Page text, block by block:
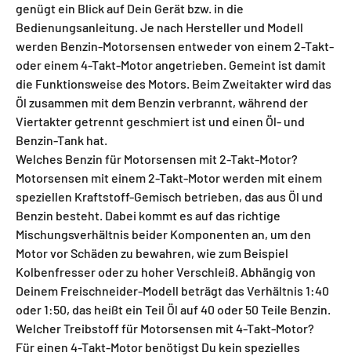
genügt ein Blick auf Dein Gerät bzw. in die
Bedienungsanleitung. Je nach Hersteller und Modell
werden Benzin-Motorsensen entweder von einem 2-Takt-
oder einem 4-Takt-Motor angetrieben. Gemeint ist damit
die Funktionsweise des Motors. Beim Zweitakter wird das
Öl zusammen mit dem Benzin verbrannt, während der
Viertakter getrennt geschmiert ist und einen Öl- und
Benzin-Tank hat.
Welches Benzin für Motorsensen mit 2-Takt-Motor?
Motorsensen mit einem 2-Takt-Motor werden mit einem
speziellen Kraftstoff-Gemisch betrieben, das aus Öl und
Benzin besteht. Dabei kommt es auf das richtige
Mischungsverhältnis beider Komponenten an, um den
Motor vor Schäden zu bewahren, wie zum Beispiel
Kolbenfresser oder zu hoher Verschleiß. Abhängig von
Deinem Freischneider-Modell beträgt das Verhältnis 1:40
oder 1:50, das heißt ein Teil Öl auf 40 oder 50 Teile Benzin.
Welcher Treibstoff für Motorsensen mit 4-Takt-Motor?
Für einen 4-Takt-Motor benötigst Du kein spezielles